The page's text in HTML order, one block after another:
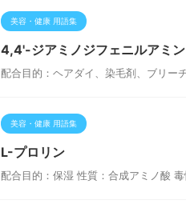
美容・健康 用語集
4,4'-ジアミノジフェニルアミン
配合目的：ヘアダイ、染毛剤、ブリー
美容・健康 用語集
L-プロリン
配合目的：保湿 性質：合成アミノ酸 毒